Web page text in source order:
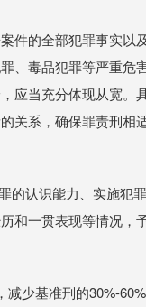
件的全部犯罪事实以
、毒品犯罪等严重危
应当充分体现从宽。
关系，确保罪责刑相适
的认识能力、实施犯
和一贯表现等情况，
少基准刑的30%-60%